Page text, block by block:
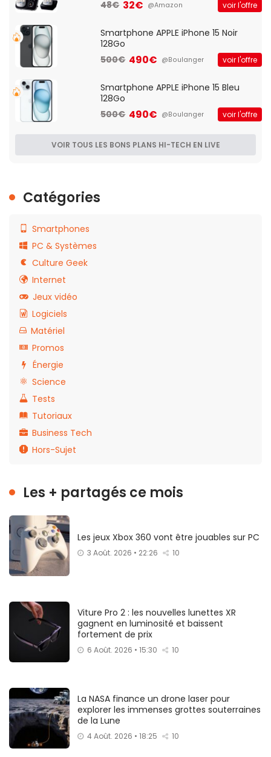
48€ 32€ @Amazon voir l'offre
Smartphone APPLE iPhone 15 Noir
128Go
500€ 490€ @Boulanger voir l'offre
Smartphone APPLE iPhone 15 Bleu
128Go
500€ 490€ @Boulanger voir l'offre
VOIR TOUS LES BONS PLANS HI-TECH EN LIVE
Catégories
Smartphones
PC & Systèmes
Culture Geek
Internet
Jeux vidéo
Logiciels
Matériel
Promos
Énergie
Science
Tests
Tutoriaux
Business Tech
Hors-Sujet
Les + partagés ce mois
Les jeux Xbox 360 vont être jouables sur PC
3 Août. 2026 • 22:26 10
Viture Pro 2 : les nouvelles lunettes XR
gagnent en luminosité et baissent
fortement de prix
6 Août. 2026 • 15:30 10
La NASA finance un drone laser pour
explorer les immenses grottes souterraines
de la Lune
4 Août. 2026 • 18:25 10